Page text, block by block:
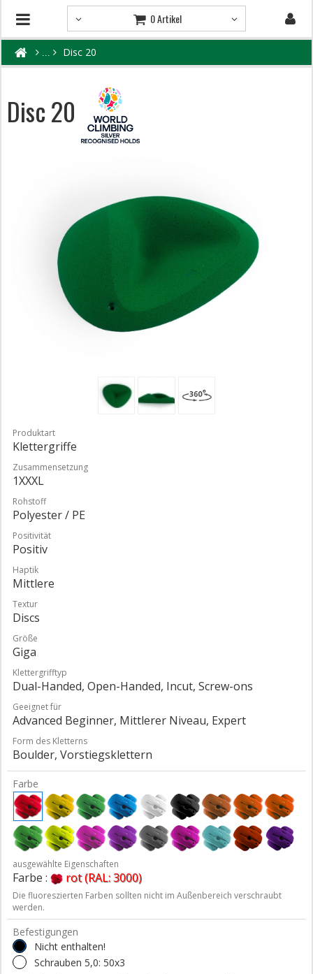
0 Artikel
Disc 20
Disc 20
Produktart
Klettergriffe
Zusammensetzung
1XXXL
Rohstoff
Polyester / PE
Positivität
Positiv
Haptik
Mittlere
Textur
Discs
Größe
Giga
Klettergrifftyp
Dual-Handed, Open-Handed, Incut, Screw-ons
Geeignet für
Advanced Beginner, Mittlerer Niveau, Expert
Form des Kletterns
Boulder, Vorstiegsklettern
Farbe
ausgewählte Eigenschaften
Farbe : rot (RAL: 3000)
Die fluoreszierten Farben sollten nicht im Außenbereich verschraubt
werden.
Befestigungen
Nicht enthalten!
Schrauben 5,0: 50x3